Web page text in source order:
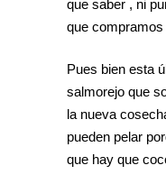
que saber , ni
que
Pues bien esta
salmorejo que
la nueva
pueden pelar
que hay que